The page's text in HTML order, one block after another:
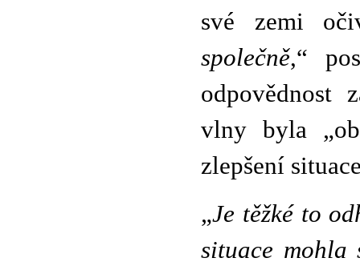
své zemi
společně,“
odpovědnost
vlny byla
zlepšení
„Je těžké to
situace mohla